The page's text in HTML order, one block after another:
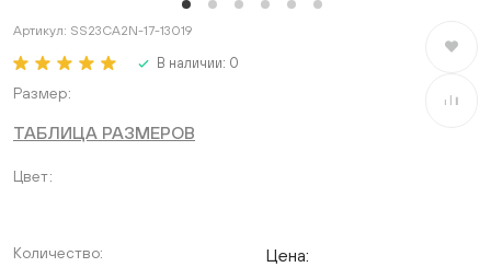
Артикул: SS23CA2N-17-13019
В наличии: 0
В
В
Размер
ТАБЛИЦА РАЗМЕРОВ
Цвет
Количество: Цена: